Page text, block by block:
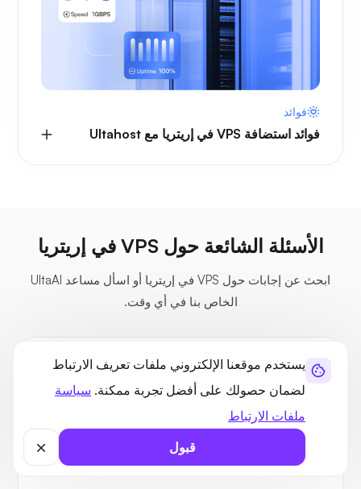
يستخدم موقعنا الإلكتروني ملفات تعريف الارتباط
لضمان حصولك على أفضل تجربة ممكنة. سياسة
ملفات الارتباط
قبول
فوائد
فوائد استضافة VPS في إريتريا مع Ultahost
الأسئلة الشائعة حول VPS في إريتريا
ابحث عن إجابات حول VPS في إريتريا أو اسأل مساعد UltaAI
الخاص بنا في أي وقت.
كيف يمكنني الوصول إلى خادم VPS الخاص بي في إريتريا
عن بعد؟
هل يمكنني استخدام ملف ISO الخاص بي لتثبيت نظام
تشغيل مخصص على VPS رخيص في إريتريا؟